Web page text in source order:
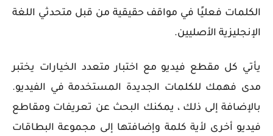
الكلمات فعليًا في مواقف حقيقية من قبل متحدثي اللغة
الإنجليزية الأصليين.
يأتي كل مقطع فيديو مع اختبار متعدد الخيارات يختبر
مدى فهمك للكلمات الجديدة المستخدمة في الفيديو.
بالإضافة إلى ذلك ، يمكنك البحث عن تعريفات ومقاطع
فيديو أخرى لأية كلمة وإضافتها إلى مجموعة البطاقات